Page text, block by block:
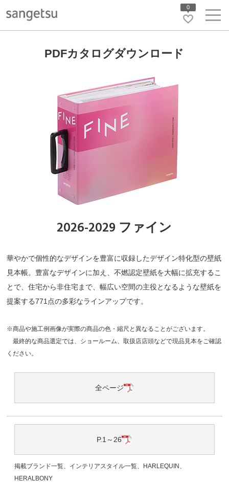
0
PDFカタログダウンロード
2026-2029 ファイン
華やかで個性的なデザインを豊富に収録したデザイン特化型の壁紙
見本帳。豊富なデザインに加え、不燃認定壁紙を大幅に拡充するこ
とで、住宅から非住宅まで、幅広い空間の主役となるような壁紙を
提案する771点の多彩なラインアップです。
※商品や施工例画像が実際の商品の色・縮尺と異なることがございます。
最終的な商品選定では、ショールーム、取扱店店頭などで現品見本をご確認
ください。
全ページ
P.1～26
掲載ブランド一覧、インテリアスタイル一覧、HARLEQUIN、
HERALBONY